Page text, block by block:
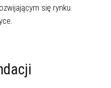
się rynku.